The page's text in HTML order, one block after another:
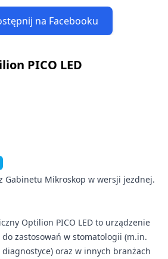
na Facebooku
PICO LED
Gabinetu Mikroskop w wersji jezdnej.
Optilion PICO LED to urządzenie
do zastosowań w stomatologii (m.in.
oraz w innych branżach